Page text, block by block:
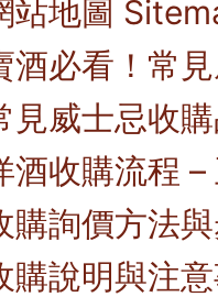
站地圖
酒必看！常
見威士忌收
酒收購流程
購詢價方法
購說明與注